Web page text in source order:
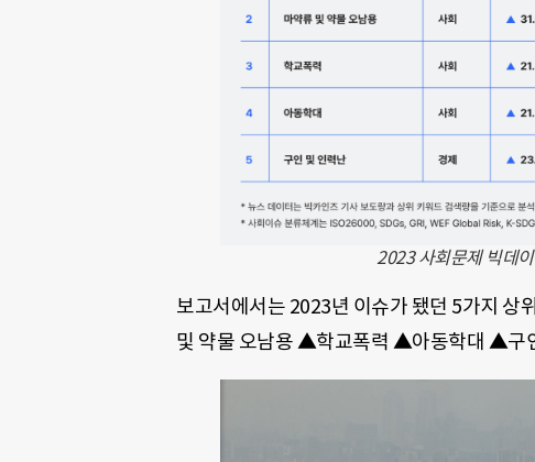
2023 사회문제 빅데
보고서에서는 2023년 이슈가 됐던 5가지
및 약물 오남용 ▲학교폭력 ▲아동학대 ▲구